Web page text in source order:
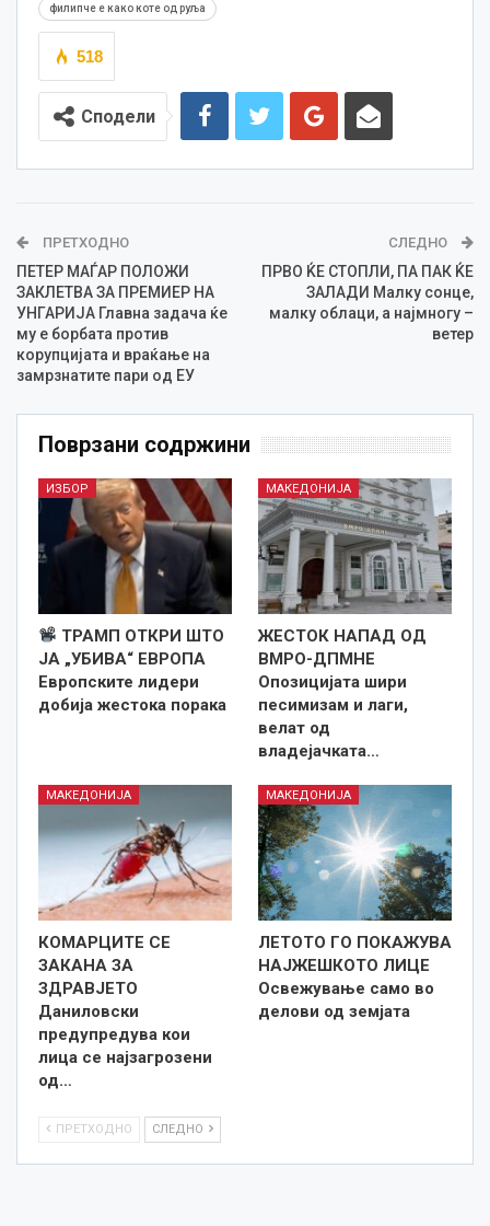
филипче е како коте од руља
518
Сподели
ПРЕТХОДНО
ПЕТЕР МАЃАР ПОЛОЖИ
ЗАКЛЕТВА ЗА ПРЕМИЕР НА
УНГАРИЈА Главна задача ќе
му е борбата против
корупцијата и враќање на
замрзнатите пари од ЕУ
СЛЕДНО
ПРВО ЌЕ СТОПЛИ, ПА ПАК ЌЕ
ЗАЛАДИ Малку сонце,
малку облаци, а најмногу –
ветер
Поврзани содржини
ИЗБОР
ТРАМП ОТКРИ ШТО
ЈА „УБИВА“ ЕВРОПА
Европските лидери
добија жестока порака
МАКЕДОНИЈА
ЖЕСТОК НАПАД ОД
ВМРО-ДПМНЕ
Опозицијата шири
песимизам и лаги,
велат од
владејачката…
МАКЕДОНИЈА
КОМАРЦИТЕ СЕ
ЗАКАНА ЗА
ЗДРАВЈЕТО
Даниловски
предупредува кои
лица се најзагрозени
од…
МАКЕДОНИЈА
ЛЕТОТО ГО ПОКАЖУВА
НАЈЖЕШКОТО ЛИЦE
Освежување само во
делови од земјата
ПРЕТХОДНО СЛЕДНО